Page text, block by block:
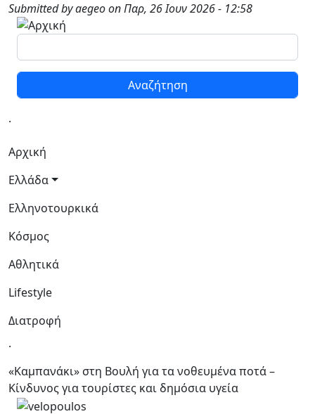
Παράκαμψη προς το κυρίως περιεχόμενο
Submitted byaegeoonΠαρ, 26 Ιουν 2026 - 12:58
Αναζήτηση
.
Κεντρική πλοήγηση
Αρχική
Ελλάδα
Ελληνοτουρκικά
Κόσμος
Αθλητικά
Lifestyle
Διατροφή
.
«Καμπανάκι» στη Βουλή για τα νοθευμένα ποτά –
Κίνδυνος για τουρίστες και δημόσια υγεία